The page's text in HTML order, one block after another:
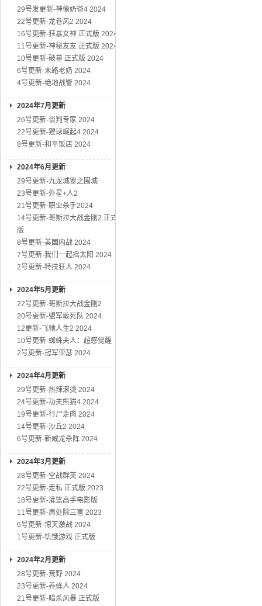
29号发更新-神偷奶爸4 2024
22号更新-龙卷风2 2024
16号更新-狂暴女神 正式版 2024
11号更新-神秘友友 正式版 2024
10号更新-破墓 正式版 2024
6号更新-末路老奶 2024
4号更新-绝地战警 2024
2024年7月更新
26号更新-谈判专家 2024
22号更新-猩球崛起4 2024
8号更新-和平饭店 2024
2024年6月更新
29号更新-九龙城寨之围城
23号更新-外星+人2
21号更新-职业杀手2024
14号更新-哥斯拉大战金刚2 正式
版
8号更新-美国内战 2024
7号更新-我们一起摇太阳 2024
2号更新-特技狂人 2024
2024年5月更新
22号更新-哥斯拉大战金刚2
20号更新-盟军敢死队 2024
12更新-飞驰人生2 2024
10号更新-蜘蛛夫人：超感觉醒
2号更新-冠军亚瑟 2024
2024年4月更新
29号更新-热辣滚烫 2024
24号更新-功夫熊猫4 2024
19号更新-行尸走肉 2024
14号更新-沙丘2 2024
6号更新-新威龙杀阵 2024
2024年3月更新
28号更新-空战群英 2024
22号更新-走私 正式版 2023
18号更新-灌篮高手电影版
11号更新-周处除三害 2023
6号更新-惊天激战 2024
1号更新-饥饿游戏 正式版
2024年2月更新
28号更新-荒野 2024
23号更新-养蜂人 2024
21号更新-暗杀风暴 正式版